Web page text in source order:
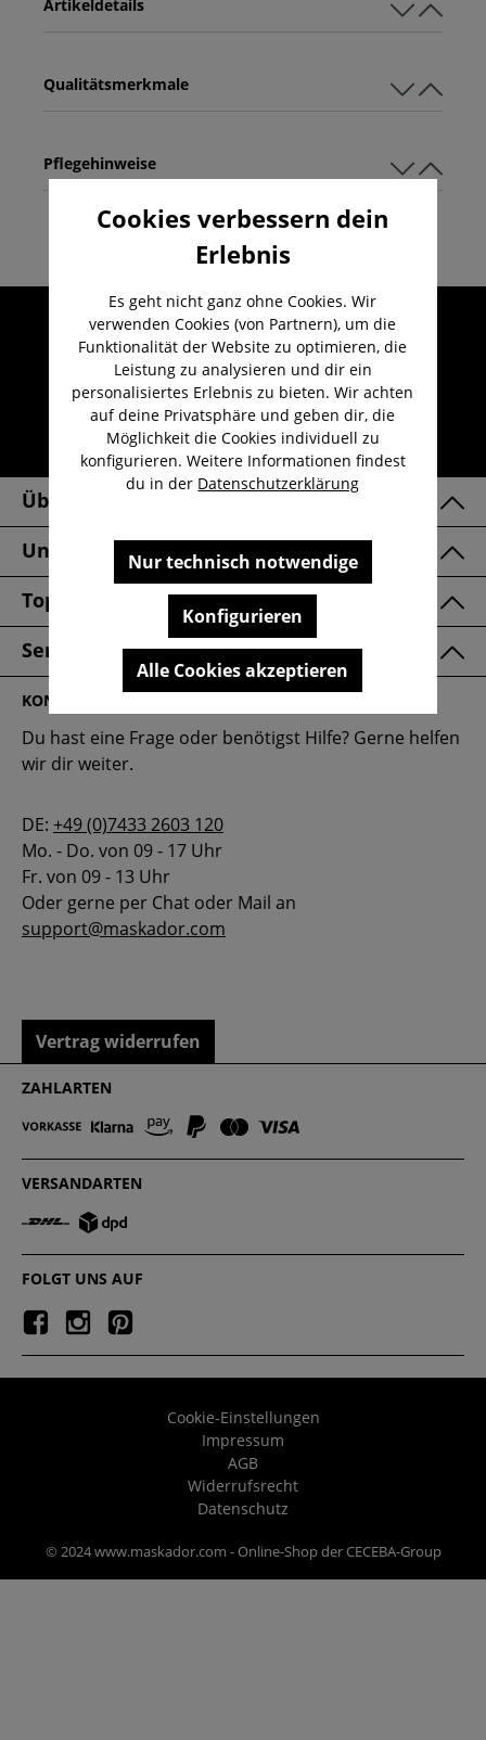
Qualitätsmerkmale
Artikeldetails
Pflegehinweise
Umfangreicher Kundenservice
Kauf auf Rechnung
Kostenloser Versand ab 29,-€
Lieferzeit 1-3 Werktage
30 Tage kostenlose Retoure
Über Uns
Unsere Marken
Top Kategorien
Service & FAQ
KONTAKT
Du hast eine Frage oder benötigst Hilfe? Gerne helfen
wir dir weiter.
DE: +49 (0)7433 2603 120
Mo. - Do. von 09 - 17 Uhr
Fr. von 09 - 13 Uhr
Oder gerne per Chat oder Mail an
support@maskador.com
Vertrag widerrufen
ZAHLARTEN
VERSANDARTEN
FOLGT UNS AUF
Cookie-Einstellungen
Impressum
AGB
Widerrufsrecht
Datenschutz
© 2024 www.maskador.com - Online-Shop der CECEBA-Group
Cookies verbessern dein
Erlebnis
Es geht nicht ganz ohne Cookies. Wir
verwenden Cookies (von Partnern), um die
Funktionalität der Website zu optimieren, die
Leistung zu analysieren und dir ein
personalisiertes Erlebnis zu bieten. Wir achten
auf deine Privatsphäre und geben dir, die
Möglichkeit die Cookies individuell zu
konfigurieren. Weitere Informationen findest
du in der Datenschutzerklärung
Nur technisch notwendige
Konfigurieren
Alle Cookies akzeptieren